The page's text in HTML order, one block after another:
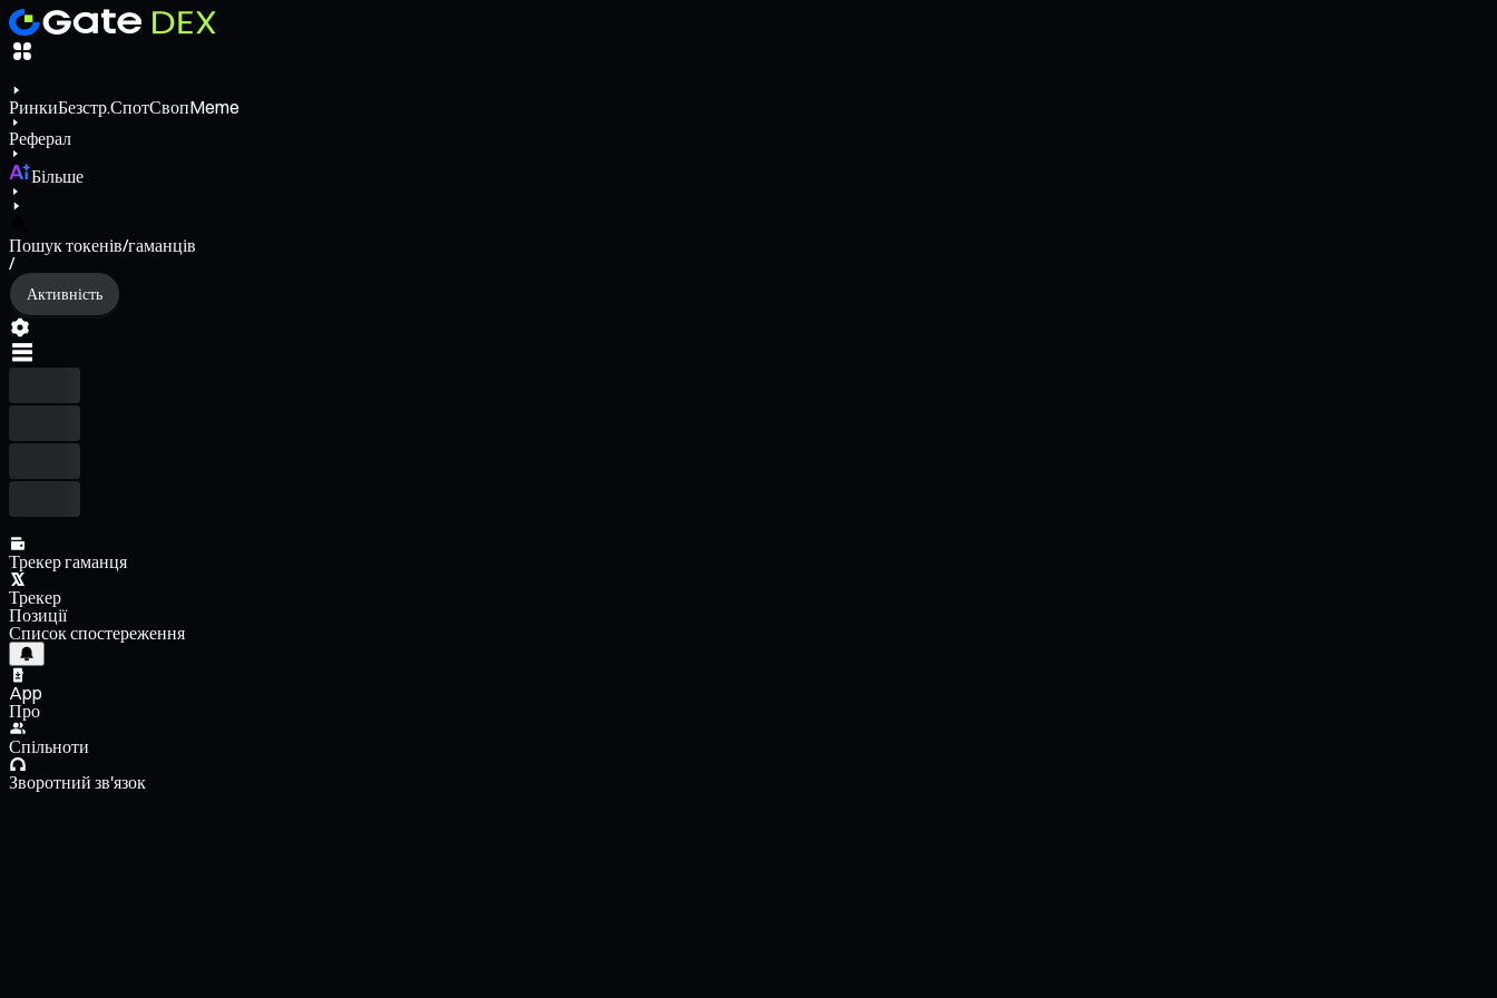
РинкиБезстр.СпотСвопMeme
Реферал
Більше
Пошук токенів/гаманців
/
Активність
Трекер гаманця
Трекер
Позиції
Список спостереження
App
Про
Спільноти
Зворотний зв'язок